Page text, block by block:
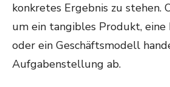
konkretes Ergebnis zu stehen.
um ein tangibles Produkt,
oder ein Geschäftsmodell
Aufgabenstellung ab.